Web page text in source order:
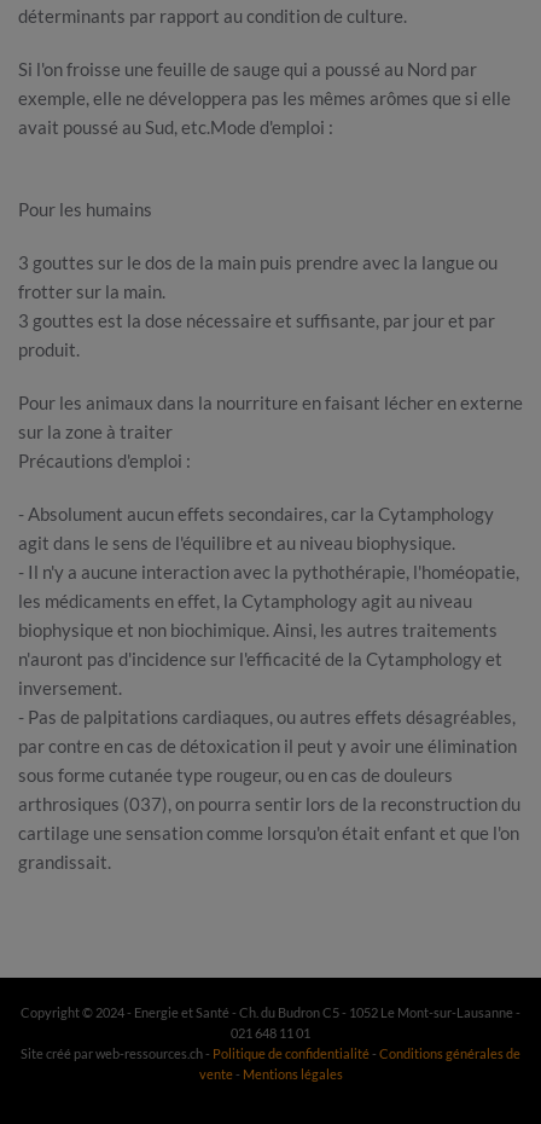
déterminants par rapport au condition de culture.
Si l'on froisse une feuille de sauge qui a poussé au Nord par
exemple, elle ne développera pas les mêmes arômes que si elle
avait poussé au Sud, etc.Mode d'emploi :
Pour les humains
3 gouttes sur le dos de la main puis prendre avec la langue ou
frotter sur la main.
3 gouttes est la dose nécessaire et suffisante, par jour et par
produit.
Pour les animaux dans la nourriture en faisant lécher en externe
sur la zone à traiter
Précautions d'emploi :
- Absolument aucun effets secondaires, car la Cytamphology
agit dans le sens de l'équilibre et au niveau biophysique.
- Il n'y a aucune interaction avec la pythothérapie, l'homéopatie,
les médicaments en effet, la Cytamphology agit au niveau
biophysique et non biochimique. Ainsi, les autres traitements
n'auront pas d'incidence sur l'efficacité de la Cytamphology et
inversement.
- Pas de palpitations cardiaques, ou autres effets désagréables,
par contre en cas de détoxication il peut y avoir une élimination
sous forme cutanée type rougeur, ou en cas de douleurs
arthrosiques (037), on pourra sentir lors de la reconstruction du
cartilage une sensation comme lorsqu'on était enfant et que l'on
grandissait.
Copyright © 2024 - Energie et Santé - Ch. du Budron C5 - 1052 Le Mont-sur-Lausanne -
021 648 11 01
Site créé par web-ressources.ch - Politique de confidentialité- Conditions générales de
vente- Mentions légales